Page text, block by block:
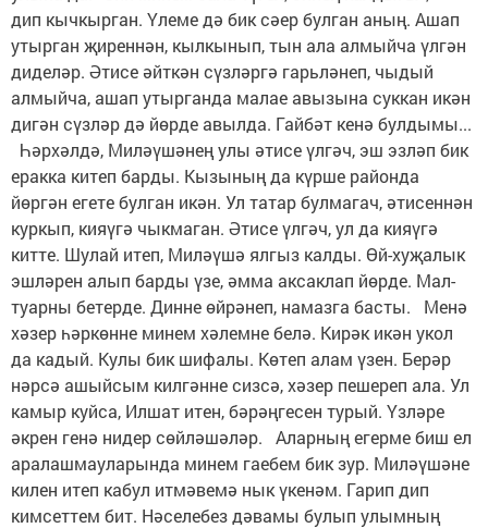
дип кычкырган. Үлеме дә бик сәер булган аның. Ашап
утырган җиреннән, кылкынып, тын ала алмыйча үлгән
диделәр. Әтисе әйткән сүзләргә гарьләнеп, чыдый
алмыйча, ашап утырганда малае авызына суккан икән
дигән сүзләр дә йөрде авылда. Гайбәт кенә булдымы...
Һәрхәлдә, Миләүшәнең улы әтисе үлгәч, эш эзләп бик
еракка китеп барды. Кызының да күрше районда
йөргән егете булган икән. Ул татар булмагач, әтисеннән
куркып, кияүгә чыкмаган. Әтисе үлгәч, ул да кияүгә
китте. Шулай итеп, Миләүшә ялгыз калды. Өй-хуҗалык
эшләрен алып барды үзе, әмма аксаклап йөрде. Мал-
туарны бетерде. Динне өйрәнеп, намазга басты. Менә
хәзер һәркөнне минем хәлемне белә. Кирәк икән укол
да кадый. Кулы бик шифалы. Көтеп алам үзен. Берәр
нәрсә ашыйсым килгәнне сизсә, хәзер пешереп ала. Ул
камыр куйса, Илшат итен, бә­рәңгесен турый. Үзләре
әкрен генә нидер сөйләшәләр. Аларның егерме биш ел
аралашмауларында минем гаебем бик зур. Миләүшәне
килен итеп кабул итмәвемә нык үкенәм. Гарип дип
кимсеттем бит. Нәселебез дәвамы булып улымның